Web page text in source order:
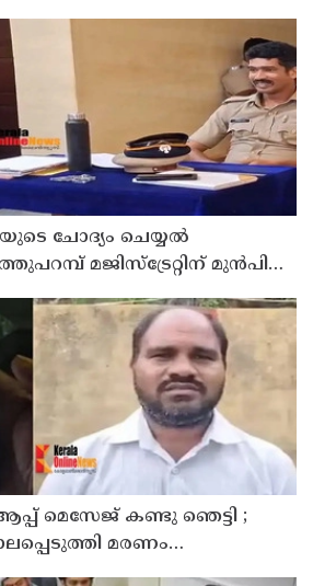
ചോദ്യം ചെയ്യല്‍
മജിസ്ട്രേറ്റിന് മുൻപില്‍
മെസേജ് കണ്ടു ഞെട്ടി ;
മരണം